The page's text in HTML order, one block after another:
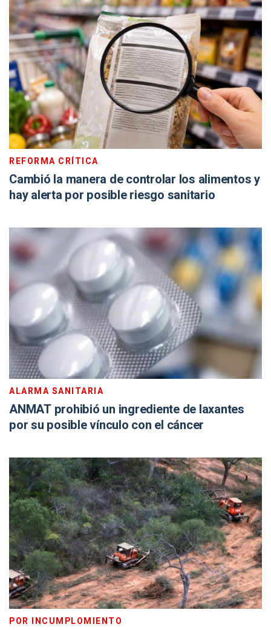
REFORMA CRÍTICA
Cambió la manera de controlar los alimentos y
hay alerta por posible riesgo sanitario
ALARMA SANITARIA
ANMAT prohibió un ingrediente de laxantes
por su posible vínculo con el cáncer
POR INCUMPLOMIENTO